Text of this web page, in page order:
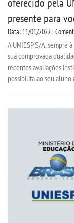
presente para
Data: 11/01/2022 |
A UNIESP S/A, sempre
sua comprovada
recentes avaliações
possibilita ao seu aluno